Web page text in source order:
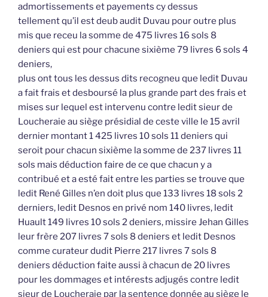
admortissements et payements cy dessus
tellement qu’il est deub audit Duvau pour outre plus
mis que receu la somme de 475 livres 16 sols 8
deniers qui est pour chacune sixième 79 livres 6 sols 4
deniers,
plus ont tous les dessus dits recogneu que ledit Duvau
a fait frais et desboursé la plus grande part des frais et
mises sur lequel est intervenu contre ledit sieur de
Loucheraie au siège présidial de ceste ville le 15 avril
dernier montant 1 425 livres 10 sols 11 deniers qui
seroit pour chacun sixième la somme de 237 livres 11
sols mais déduction faire de ce que chacun y a
contribué et a esté fait entre les parties se trouve que
ledit René Gilles n’en doit plus que 133 livres 18 sols 2
derniers, ledit Desnos en privé nom 140 livres, ledit
Huault 149 livres 10 sols 2 deniers, missire Jehan Gilles
leur frère 207 livres 7 sols 8 deniers et ledit Desnos
comme curateur dudit Pierre 217 livres 7 sols 8
deniers déduction faite aussi à chacun de 20 livres
pour les dommages et intérests adjugés contre ledit
sieur de Loucheraie par la sentence donnée au siège le